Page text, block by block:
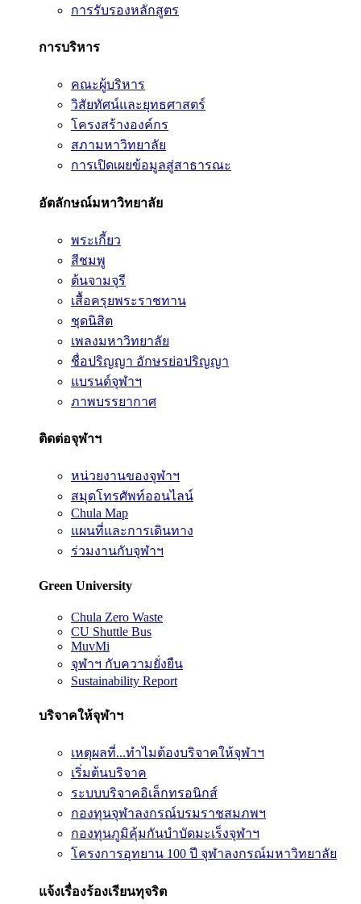
การรับรองหลักสูตร
การบริหาร
คณะผู้บริหาร
วิสัยทัศน์และยุทธศาสตร์
โครงสร้างองค์กร
สภามหาวิทยาลัย
การเปิดเผยข้อมูลสู่สาธารณะ
อัตลักษณ์มหาวิทยาลัย
พระเกี้ยว
สีชมพู
ต้นจามจุรี
เสื้อครุยพระราชทาน
ชุดนิสิต
เพลงมหาวิทยาลัย
ชื่อปริญญา อักษรย่อปริญญา
แบรนด์จุฬาฯ
ภาพบรรยากาศ
ติดต่อจุฬาฯ
หน่วยงานของจุฬาฯ
สมุดโทรศัพท์ออนไลน์
Chula Map
แผนที่และการเดินทาง
ร่วมงานกับจุฬาฯ
Green University
Chula Zero Waste
CU Shuttle Bus
MuvMi
จุฬาฯ กับความยั่งยืน
Sustainability Report
บริจาคให้จุฬาฯ
เหตุผลที่...ทำไมต้องบริจาคให้จุฬาฯ
เริ่มต้นบริจาค
ระบบบริจาคอิเล็กทรอนิกส์
กองทุนจุฬาลงกรณ์บรมราชสมภพฯ
กองทุนภูมิคุ้มกันบำบัดมะเร็งจุฬาฯ
โครงการอุทยาน 100 ปี จุฬาลงกรณ์มหาวิทยาลัย
แจ้งเรื่องร้องเรียนทุจริต